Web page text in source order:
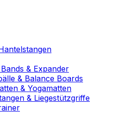
& Expander
& Balance Boards
& Yogamatten
& Liegestützgriffe